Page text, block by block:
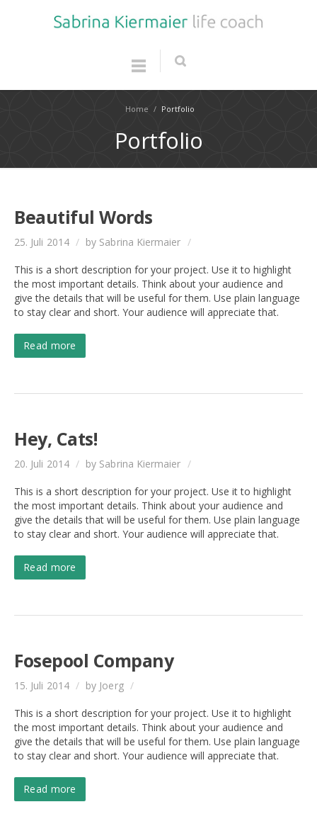
Home / Portfolio
Portfolio
Beautiful Words
25. Juli 2014 / by Sabrina Kiermaier /
This is a short description for your project. Use it to highlight
the most important details. Think about your audience and
give the details that will be useful for them. Use plain language
to stay clear and short. Your audience will appreciate that.
Read more
Hey, Cats!
20. Juli 2014 / by Sabrina Kiermaier /
This is a short description for your project. Use it to highlight
the most important details. Think about your audience and
give the details that will be useful for them. Use plain language
to stay clear and short. Your audience will appreciate that.
Read more
Fosepool Company
15. Juli 2014 / by Joerg /
This is a short description for your project. Use it to highlight
the most important details. Think about your audience and
give the details that will be useful for them. Use plain language
to stay clear and short. Your audience will appreciate that.
Read more